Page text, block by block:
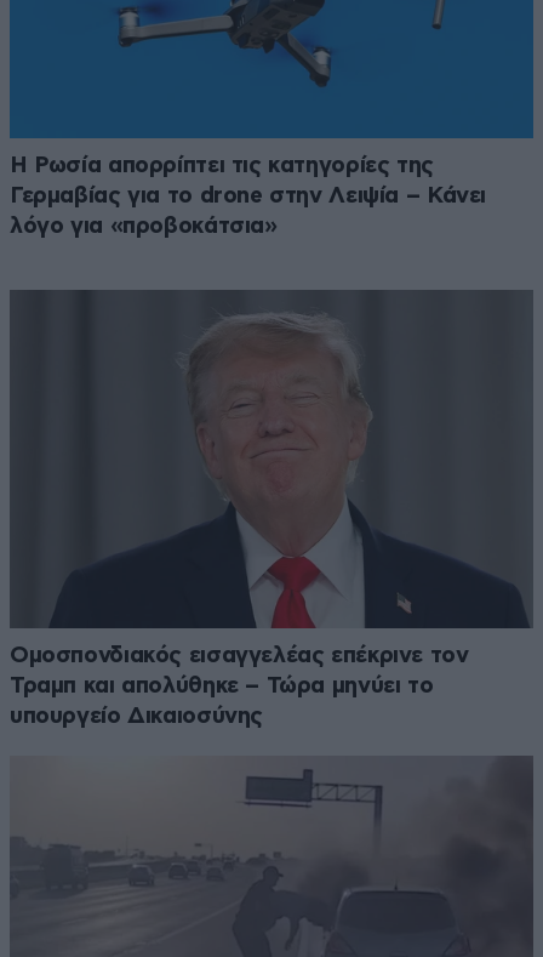
Η Ρωσία απορρίπτει τις κατηγορίες της
Γερμαβίας για το drone στην Λειψία – Κάνει
λόγο για «προβοκάτσια»
Ομοσπονδιακός εισαγγελέας επέκρινε τον
Τραμπ και απολύθηκε – Τώρα μηνύει το
υπουργείο Δικαιοσύνης